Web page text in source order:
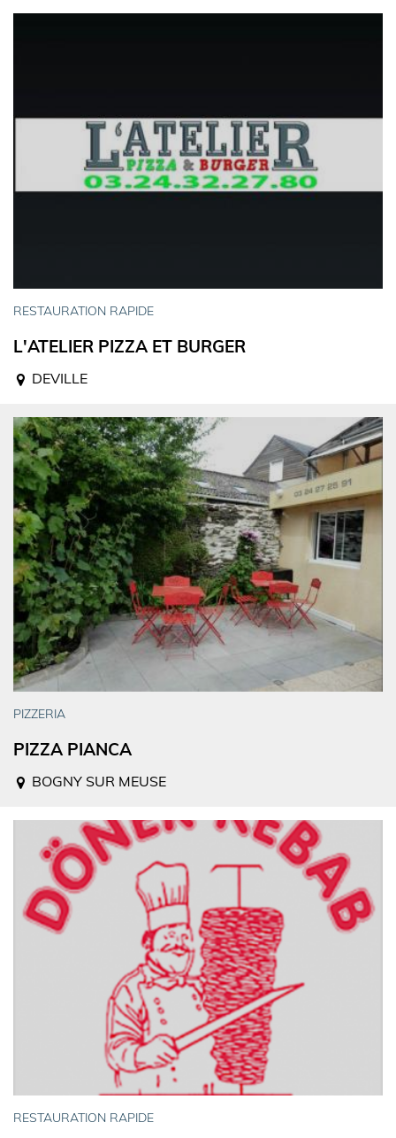
RESTAURATION RAPIDE
L'ATELIER PIZZA ET BURGER
DEVILLE
PIZZERIA
PIZZA PIANCA
BOGNY SUR MEUSE
RESTAURATION RAPIDE